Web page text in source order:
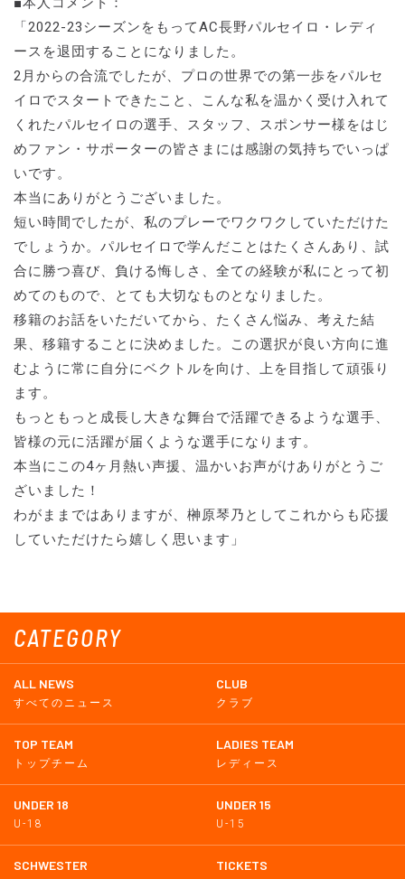
CATEGORY
ALL NEWS
すべてのニュース
CLUB
クラブ
TOP TEAM
トップチーム
LADIES TEAM
レディース
UNDER 18
U-18
UNDER 15
U-15
SCHWESTER TICKETS
「2022-23シーズンをもってAC長野パルセイロ・レディ
ースを退団することになりました。
2月からの合流でしたが、プロの世界での第一歩をパルセ
イロでスタートできたこと、こんな私を温かく受け入れて
くれたパルセイロの選手、スタッフ、スポンサー様をはじ
めファン・サポーターの皆さまには感謝の気持ちでいっぱ
いです。
本当にありがとうございました。
短い時間でしたが、私のプレーでワクワクしていただけた
でしょうか。パルセイロで学んだことはたくさんあり、試
合に勝つ喜び、負ける悔しさ、全ての経験が私にとって初
めてのもので、とても大切なものとなりました。
移籍のお話をいただいてから、たくさん悩み、考えた結
果、移籍することに決めました。この選択が良い方向に進
むように常に自分にベクトルを向け、上を目指して頑張り
ます。
もっともっと成長し大きな舞台で活躍できるような選手、
皆様の元に活躍が届くような選手になります。
本当にこの4ヶ月熱い声援、温かいお声がけありがとうご
ざいました！
わがままではありますが、榊原琴乃としてこれからも応援
していただけたら嬉しく思います」